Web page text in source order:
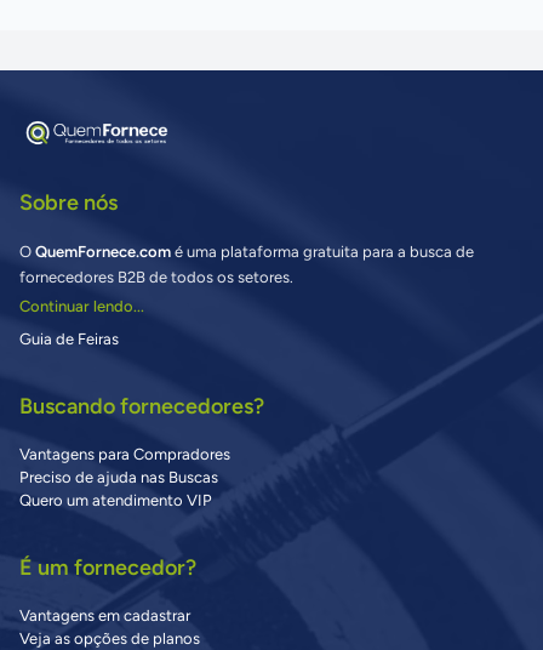
Sobre nós
O QuemFornece.com é uma plataforma gratuita para a busca de
fornecedores B2B de todos os setores.
Continuar lendo...
Guia de Feiras
Buscando fornecedores?
Vantagens para Compradores
Preciso de ajuda nas Buscas
Quero um atendimento VIP
É um fornecedor?
Vantagens em cadastrar
Veja as opções de planos